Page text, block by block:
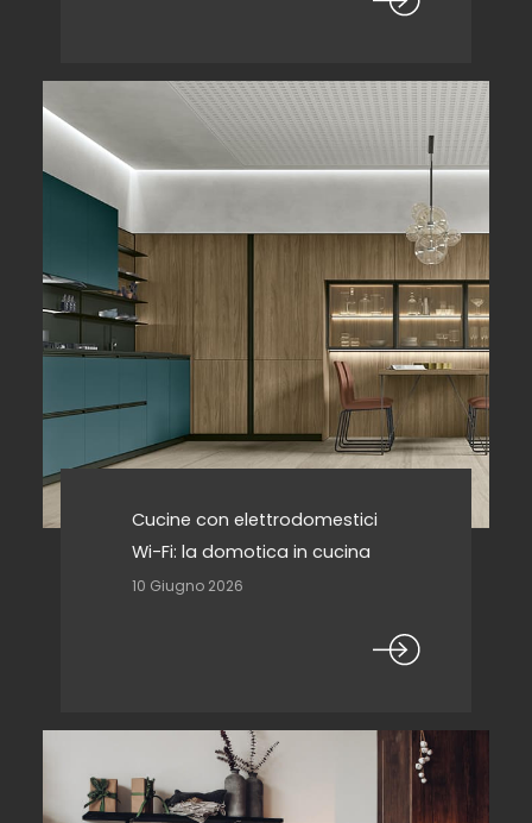
Cucine con elettrodomestici
Wi-Fi: la domotica in cucina
10 Giugno 2026